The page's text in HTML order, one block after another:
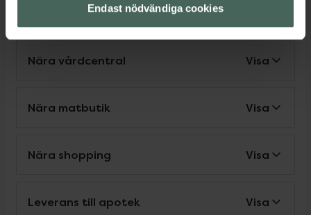
Endast nödvändiga cookies
Nära vårdcentral Visa
Nära matbutik Visa
Nära shopping Visa
Leverans till apotek Visa